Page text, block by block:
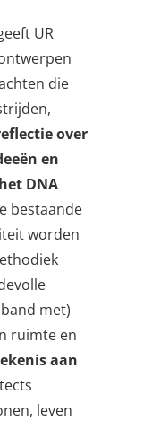
UR
die
over
en
DNA
bestaande
worden
met)
ruimte en
aan
leven